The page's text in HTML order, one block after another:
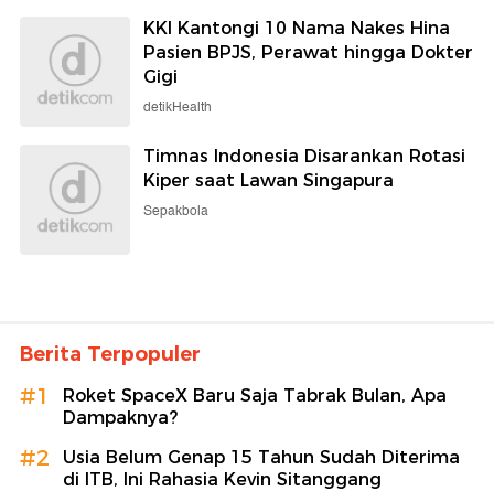
KKI Kantongi 10 Nama Nakes Hina
Pasien BPJS, Perawat hingga Dokter
Gigi
detikHealth
Timnas Indonesia Disarankan Rotasi
Kiper saat Lawan Singapura
Sepakbola
Berita Terpopuler
#1
Roket SpaceX Baru Saja Tabrak Bulan, Apa
Dampaknya?
#2
Usia Belum Genap 15 Tahun Sudah Diterima
di ITB, Ini Rahasia Kevin Sitanggang